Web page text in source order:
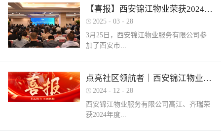
市住房和城乡建设局指导、市物业管理行
业协会主办，是全市物业管理行业一年一
度规格最高、水平最强、影响最广的职业
技能盛会。本次竞赛，共有来自全市60余
家物业企业的1300余名物业从业人员参
梦长安 精技赋能未来”，全面夯实行业人
才基础。参赛环节西安锦江物业作为西安
织并参与协会各项赛事，均取得傲人的成
绩。今年为了锻炼队伍，搭建更广阔的成
业主做好夏季安全防范工作。风险在于防
范，平安才是幸福！西安锦江物业提醒
夏季高温，引发火灾事故占比较高，空
调、冰箱、电风扇等大功率电器的使用频
中要通风、散热，防止温度过高引发火
灾。空调、电风扇等电器设备不宜长时间
使用，离人时应及时关闭电源。电动车应
在室外专用充电桩充电，不得在室内、走
【喜报】西安锦江物业荣获2024年度优秀单位、全市技能竞赛优秀个人及优秀组织单位多项荣誉
2025 - 03 - 28
3月25日，西安锦江物业服务有限公司参
加了西安市...
物业管理行业协会组织召开的第三届会员
（代表）大会第四次全体会议暨物业高质
员单位及“安居物业杯”西安市物业管理行
业职业技能竞赛优秀个人及优秀组织单位
点亮社区领航者｜西安锦江物业高江、齐瑞获得“优秀项目经理”荣誉称号
2024 - 12 - 28
西安锦江物业服务有限公司高江、齐瑞荣
获2024年度...